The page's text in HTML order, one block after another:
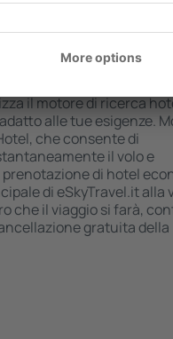
Little Silver?
è una soluzione che
il motore di ricerca
alle tue esigenze.
che consente di
il volo e
prenotazione di hotel
di eSkyTravel.it alla
che il viaggio si farà,
gratuita della